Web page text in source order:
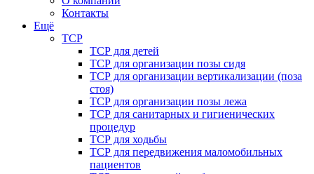
Контакты
Ещё
ТСР
ТСР для детей
ТСР для организации позы сидя
ТСР для организации вертикализации (поза
стоя)
ТСР для организации позы лежа
ТСР для санитарных и гигиенических
процедур
ТСР для ходьбы
ТСР для передвижения маломобильных
пациентов